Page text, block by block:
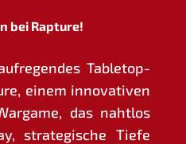
bei Rapture!
Table­top-
einem inno­va­ti­ven
das naht­los
stra­te­gi­sche Tie­fe